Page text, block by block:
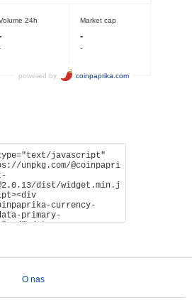
O nas